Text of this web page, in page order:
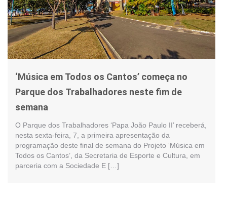
‘Música em Todos os Cantos’ começa no
Parque dos Trabalhadores neste fim de
semana
O Parque dos Trabalhadores ‘Papa João Paulo II’ receberá,
nesta sexta-feira, 7, a primeira apresentação da
programação deste final de semana do Projeto ‘Música em
Todos os Cantos’, da Secretaria de Esporte e Cultura, em
parceria com a Sociedade E […]